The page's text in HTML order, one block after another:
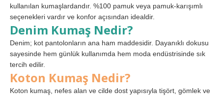
kullanılan kumaşlardandır. %100 pamuk veya pamuk-karışımlı
seçenekleri vardır ve konfor açısından idealdir.
Denim Kumaş Nedir?
Denim; kot pantolonların ana ham maddesidir. Dayanıklı dokusu
sayesinde hem günlük kullanımda hem moda endüstrisinde sık
tercih edilir.
Koton Kumaş Nedir?
Koton kumaş, nefes alan ve cilde dost yapısıyla tişört, gömlek ve